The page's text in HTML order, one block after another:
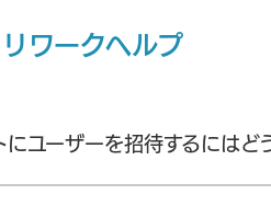
ワークヘルプ
にユーザーを招待するにはど